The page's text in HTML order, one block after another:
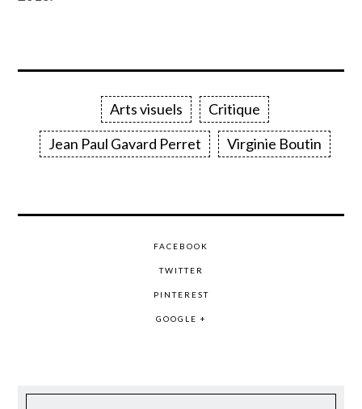
Arts visuels
Critique
Jean Paul Gavard Perret
Virginie Boutin
FACEBOOK
TWITTER
PINTEREST
GOOGLE +